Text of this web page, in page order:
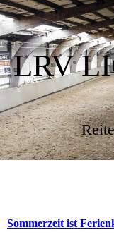
LRV
Sommerzeit ist